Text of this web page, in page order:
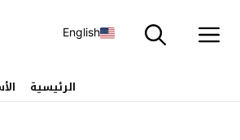
إلى
English
الرئيسية